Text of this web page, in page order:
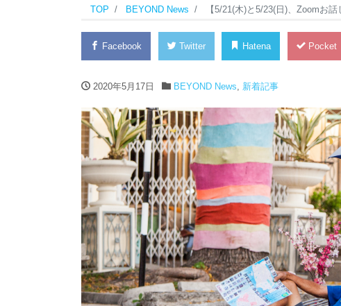
TOP BEYOND News 【5/21(木)と5/23(日)、Zoomお話
Facebook Twitter Hatena Pocket
2020年5月17日 BEYOND News 新着記事